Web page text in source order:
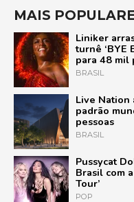
MAIS
Liniker
turnê ‘BYE
para 48 mil
BRASIL
Live Nation
padrão
pessoas
BRASIL
Pussycat
Brasil com
Tour’
POP